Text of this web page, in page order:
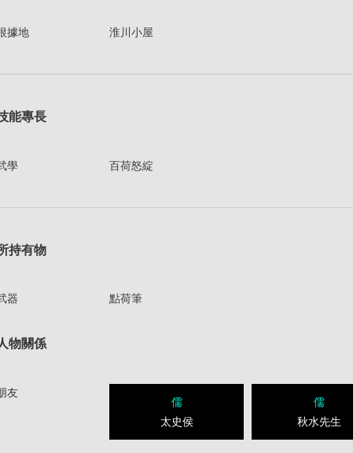
據地 淮川小屋
能專長
學 百荷怒綻
持有物
器 點荷筆
物關係
友
儒
太史侯
儒
秋水先生